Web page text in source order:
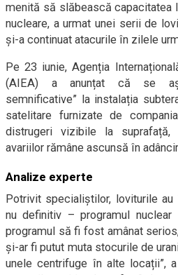
menită să slăbească capacitatea
nucleare, a urmat unei serii de
și-a continuat atacurile în zilele
Pe 23 iunie, Agenția
(AIEA) a anunțat că se
semnificative” la instalația
satelitare furnizate de
distrugeri vizibile la
avariilor rămâne ascunsă în
Analize experte
Potrivit specialiștilor, loviturile
nu definitiv – programul nuclear
programul să fi fost amânat
și-ar fi putut muta stocurile de
unele centrifuge în alte locații”,